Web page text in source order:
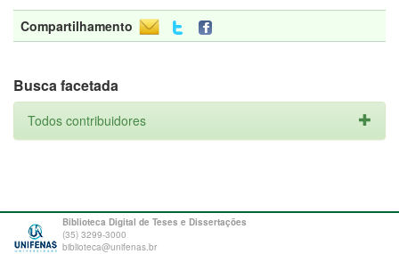
Compartilhamento
Busca facetada
Todos contribuidores
Biblioteca Digital de Teses e Dissertações
(35) 3299-3000
biblioteca@unifenas.br